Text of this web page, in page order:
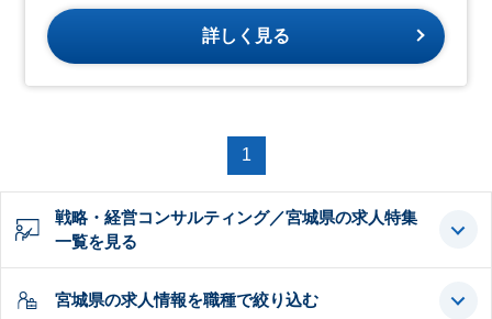
詳しく見る
1
戦略・経営コンサルティング／宮城県の求人特集
一覧を見る
宮城県の求人情報を職種で絞り込む